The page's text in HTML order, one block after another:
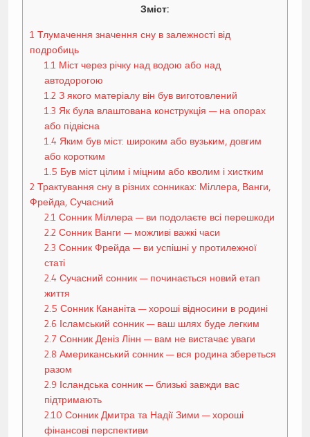
Зміст:
1 Тлумачення значення сну в залежності від
подробиць
1.1 Міст через річку над водою або над
автодорогою
1.2 З якого матеріалу він був виготовлений
1.3 Як була влаштована конструкція — на опорах
або підвісна
1.4 Яким був міст: широким або вузьким, довгим
або коротким
1.5 Був міст цілим і міцним або кволим і хистким
2Трактування сну в різних сонниках: Міллера, Ванги,
Фрейда, Сучасний
2.1 Сонник Міллера — ви подолаєте всі перешкоди
2.2 Сонник Ванги — можливі важкі часи
2.3 Сонник Фрейда — ви успішні у протилежної
статі
2.4 Сучасний сонник — починається новий етап
життя
2.5 Сонник Кананіта — хороші відносини в родині
2.6 Ісламський сонник — ваш шлях буде легким
2.7 Сонник Деніз Лінн — вам не вистачає уваги
2.8 Американський сонник — вся родина збереться
разом
2.9 Ісландська сонник — близькі завжди вас
підтримають
2.10 Сонник Дмитра та Надії Зими — хороші
фінансові перспективи